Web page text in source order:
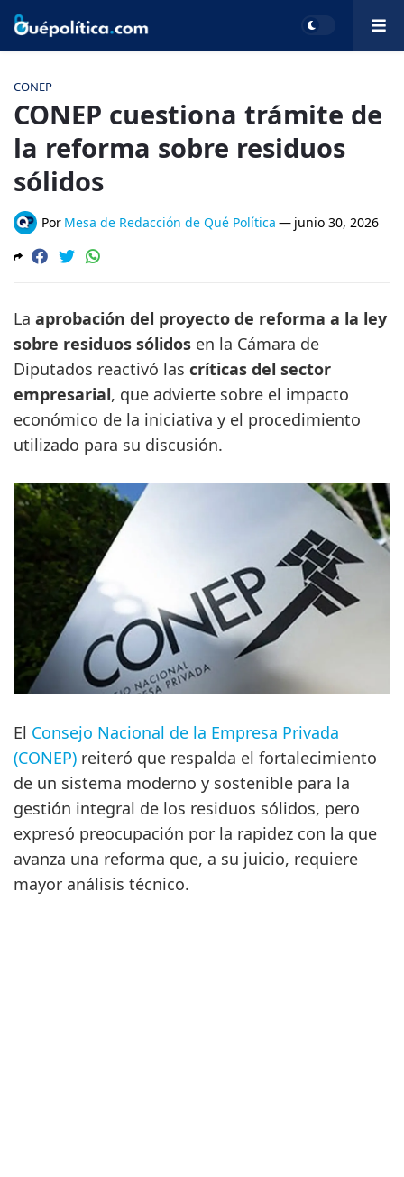
CONEP
CONEP cuestiona trámite de
la reforma sobre residuos
sólidos
Por Mesa de Redacción de Qué Política — junio 30, 2026
La aprobación del proyecto de reforma a la ley
sobre residuos sólidos en la Cámara de
Diputados reactivó las críticas del sector
empresarial, que advierte sobre el impacto
económico de la iniciativa y el procedimiento
utilizado para su discusión.
El Consejo Nacional de la Empresa Privada
(CONEP) reiteró que respalda el fortalecimiento
de un sistema moderno y sostenible para la
gestión integral de los residuos sólidos, pero
expresó preocupación por la rapidez con la que
avanza una reforma que, a su juicio, requiere
mayor análisis técnico.